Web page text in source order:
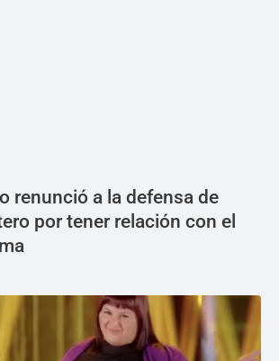
renunció a la defensa de
por tener relación con el